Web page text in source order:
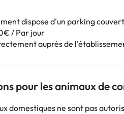
dispose d'un parking
/ Par jour
auprès de
pour les animaux de
domestiques ne sont pas